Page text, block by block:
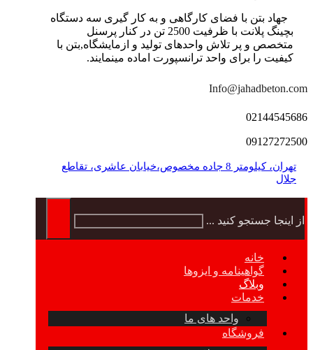
جهاد بتن با فضای کارگاهی و به کار گیری سه دستگاه
بچینگ پلانت با ظرفیت 2500 تن در کنار پرسنل
متخصص و پر تلاش واحدهای تولید و ازمایشگاه,بتن با
کیفیت را برای واحد ترانسپورت اماده مینمایند.
Info@jahadbeton.com
02144545686
09127272500
تهران، کیلومتر 8 جاده مخصوص،خیابان عاشری، تقاطع
جلال
از اینجا جستجو کنید ...
خانه
گواهینامه و ایزوها
وبلاگ
خدمات
واحد های ما
فروشگاه